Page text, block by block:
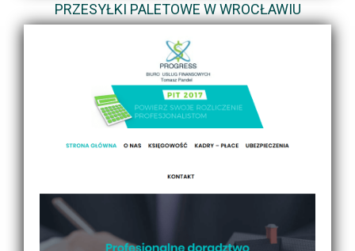
PRZESYŁKI PALETOWE W WROCŁAWIU